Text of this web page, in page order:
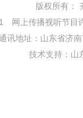
版权所有：
网上传播视听节目
讯地址：山东省济
技术支持： 山